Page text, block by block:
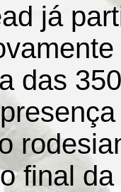
já
das
final